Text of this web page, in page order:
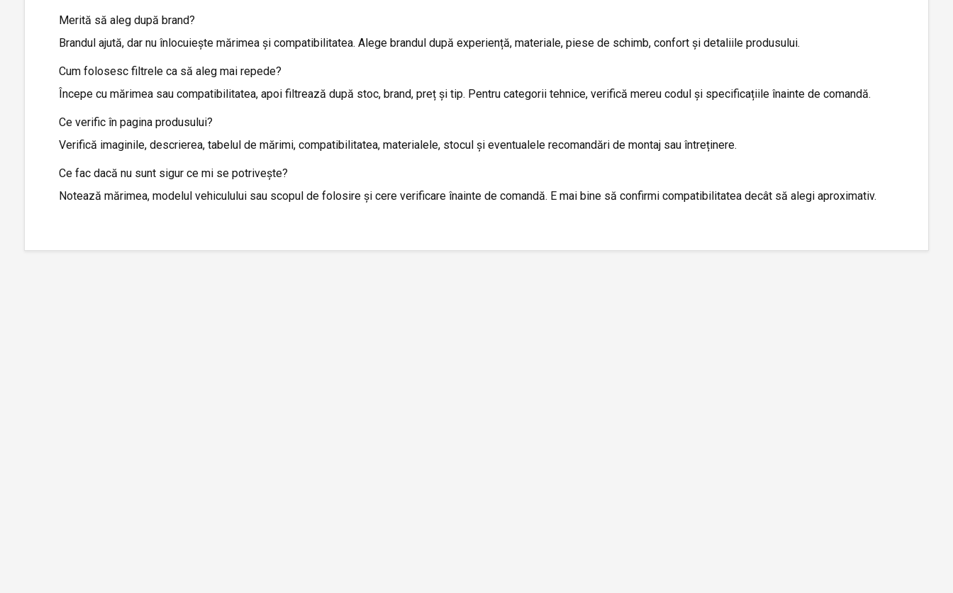
Merită să aleg după brand?
Brandul ajută, dar nu înlocuiește mărimea și compatibilitatea. Alege brandul după experiență, materiale, piese de schimb, confort și detaliile produsului.
Cum folosesc filtrele ca să aleg mai repede?
Începe cu mărimea sau compatibilitatea, apoi filtrează după stoc, brand, preț și tip. Pentru categorii tehnice, verifică mereu codul și specificațiile înainte de comandă.
Ce verific în pagina produsului?
Verifică imaginile, descrierea, tabelul de mărimi, compatibilitatea, materialele, stocul și eventualele recomandări de montaj sau întreținere.
Ce fac dacă nu sunt sigur ce mi se potrivește?
Notează mărimea, modelul vehiculului sau scopul de folosire și cere verificare înainte de comandă. E mai bine să confirmi compatibilitatea decât să alegi aproximativ.